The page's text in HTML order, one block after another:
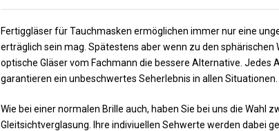
Fertiggläser für Tauchmasken ermöglichen immer nur eine
erträglich sein mag. Spätestens aber wenn zu den
optische Gläser vom Fachmann die bessere Alternative. Jedes
garantieren ein unbeschwertes Seherlebnis in allen Situationen.
Wie bei einer normalen Brille auch, haben Sie bei uns die
Gleitsichtverglasung. Ihre indiviuellen Sehwerte werden dabei